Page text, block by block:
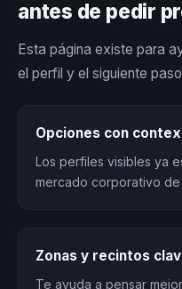
antes de pedir
Esta página existe para
el perfil y el siguiente
Opciones con
Los perfiles visibles ya
mercado corporativo
Zonas y recintos
Te ayuda a pensar